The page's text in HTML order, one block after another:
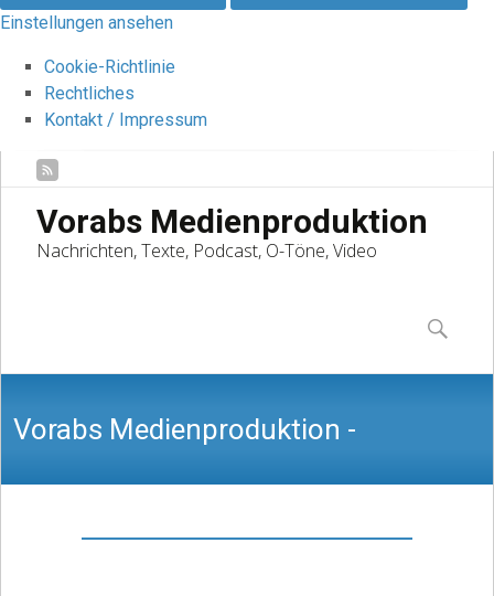
Einstellungen ansehen
Cookie-Richtlinie
Rechtliches
Kontakt / Impressum
Vorabs Medienproduktion
Nachrichten, Texte, Podcast, O-Töne, Video
content
Suchen
nach:
Vorabs Medienproduktion -
Nachrichten, Texte, Podcast, O-Töne,